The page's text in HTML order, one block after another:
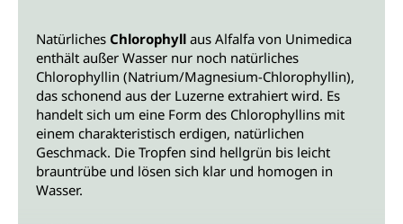
Natürliches Chlorophyll aus Alfalfa von Unimedica
enthält außer Wasser nur noch natürliches
Chlorophyllin (Natrium/Magnesium-Chlorophyllin),
das schonend aus der Luzerne extrahiert wird. Es
handelt sich um eine Form des Chlorophyllins mit
einem charakteristisch erdigen, natürlichen
Geschmack. Die Tropfen sind hellgrün bis leicht
brauntrübe und lösen sich klar und homogen in
Wasser.